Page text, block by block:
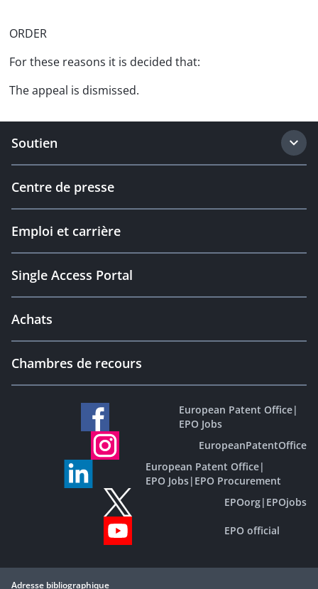
ORDER
For these reasons it is decided that:
The appeal is dismissed.
Soutien
Centre de presse
Emploi et carrière
Single Access Portal
Achats
Chambres de recours
European Patent Office|
EPO Jobs
EuropeanPatentOffice
European Patent Office|
EPO Jobs| EPO Procurement
EPOorg| EPOjobs
EPO official
Adresse bibliographique